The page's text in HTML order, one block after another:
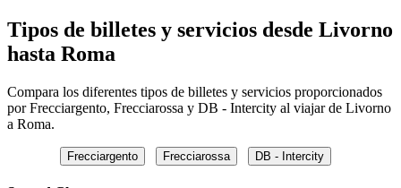
Tipos de billetes y servicios desde Livorno
hasta Roma
Compara los diferentes tipos de billetes y servicios proporcionados
por Frecciargento, Frecciarossa y DB - Intercity al viajar de Livorno
a Roma.
Frecciargento Frecciarossa DB - Intercity